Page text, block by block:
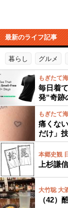
最新のライフ記事
暮らし グルメ
もぎたて
毎日着
発“奇跡
もぎたて
痛くな
だけ」
本郷史観
上杉謙
大竹聡 大
（42）